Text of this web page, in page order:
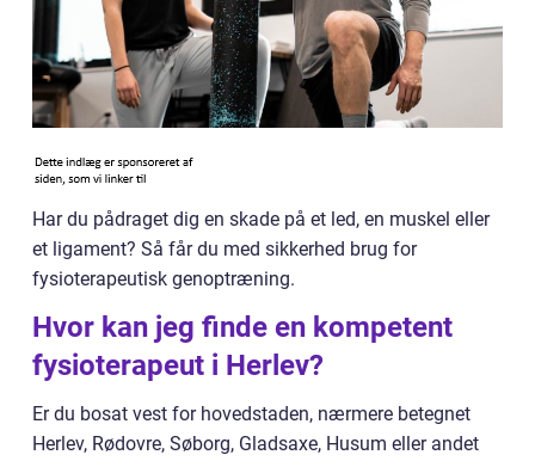
Har du pådraget dig en skade på et led, en muskel eller
et ligament? Så får du med sikkerhed brug for
fysioterapeutisk genoptræning.
Hvor kan jeg finde en kompetent
fysioterapeut i Herlev?
Er du bosat vest for hovedstaden, nærmere betegnet
Herlev, Rødovre, Søborg, Gladsaxe, Husum eller andet